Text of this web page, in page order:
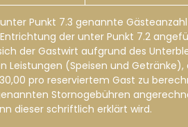
Punkt 7.3 genannte
der unter Punkt 7.2
der Gastwirt aufgrund des
(Speisen und
pro reserviertem Gast zu
Stornogebühren
dieser schriftlich erklärt wird.